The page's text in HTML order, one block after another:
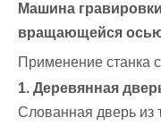
Машина
вращающейся
Применение станка
1. Деревянная
Слованная дверь из